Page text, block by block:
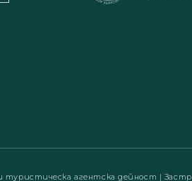
туристическа агентска дейност |